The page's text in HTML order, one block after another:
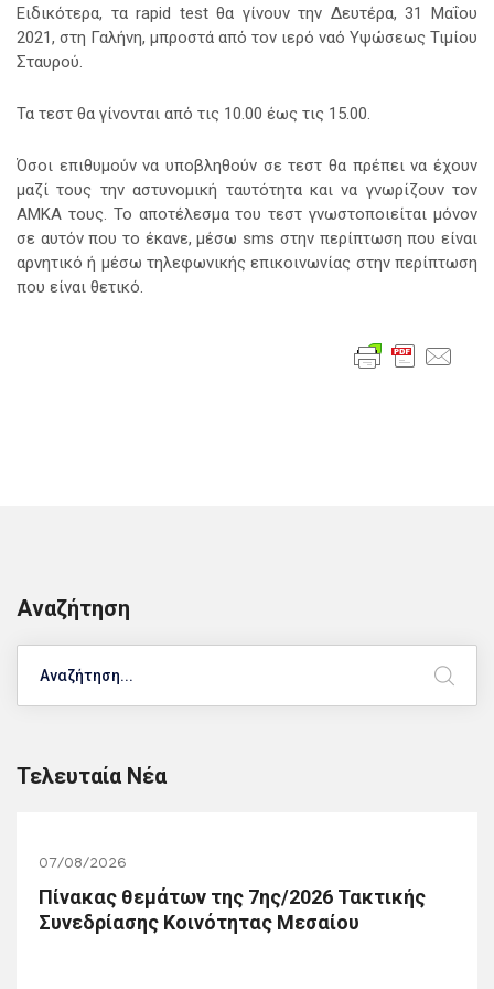
Ειδικότερα, τα rapid test θα γίνουν την Δευτέρα, 31 Μαΐου
2021, στη Γαλήνη, μπροστά από τον ιερό ναό Υψώσεως Τιμίου
Σταυρού.
Τα τεστ θα γίνονται από τις 10.00 έως τις 15.00.
Όσοι επιθυμούν να υποβληθούν σε τεστ θα πρέπει να έχουν
μαζί τους την αστυνομική ταυτότητα και να γνωρίζουν τον
ΑΜΚΑ τους. Το αποτέλεσμα του τεστ γνωστοποιείται μόνον
σε αυτόν που το έκανε, μέσω sms στην περίπτωση που είναι
αρνητικό ή μέσω τηλεφωνικής επικοινωνίας στην περίπτωση
που είναι θετικό.
Αναζήτηση
Τελευταία Νέα
07/08/2026
Πίνακας θεμάτων της 7ης/2026 Τακτικής
Συνεδρίασης Κοινότητας Μεσαίου